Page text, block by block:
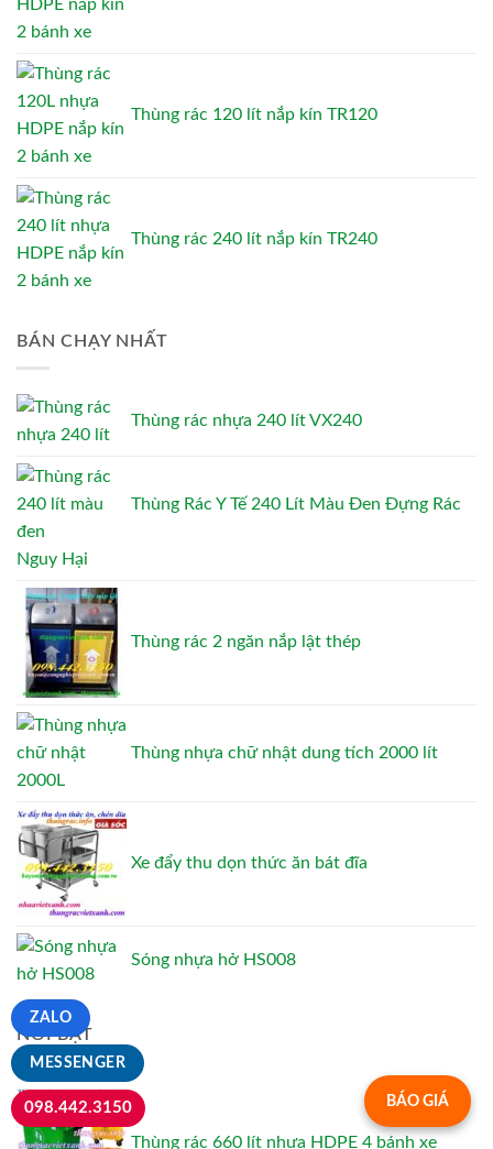
Thùng rác 120 lít nắp kín TR120
Thùng rác 240 lít nắp kín TR240
BÁN CHẠY NHẤT
Thùng rác nhựa 240 lít VX240
Thùng Rác Y Tế 240 Lít Màu Đen Đựng Rác
Nguy Hại
Thùng rác 2 ngăn nắp lật thép
Thùng nhựa chữ nhật dung tích 2000 lít
Xe đẩy thu dọn thức ăn bát đĩa
Sóng nhựa hở HS008
NỔI BẬT
Thùng rác 660 lít nhựa HDPE 4 bánh xe
BÁO GIÁ
MESSENGER
ZALO
098.442.3150